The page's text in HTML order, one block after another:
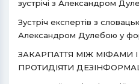
зустрічі з Александром
Зустріч експертів з
Александром Дулебою у
ЗАКАРПАТТЯ МІЖ МІФАМИ
ПРОТИДІЯТИ